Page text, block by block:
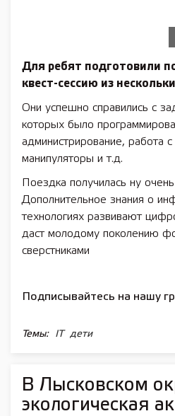
Для ребят подготовили
квест-сессию из
Они успешно справились с
которых было
администрирование, работа
манипуляторы и т.д.
Поездка получилась ну
Дополнительное знания о
технологиях развивают
даст молодому поколению
сверстниками
Подписывайтесь на нашу
Темы: IT дети
В Лысковском
экологическая